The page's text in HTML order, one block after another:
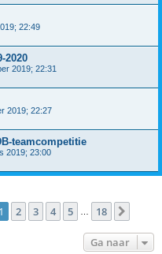
22:49
2020
2019; 22:31
2019; 22:27
teamcompetitie
2019; 23:00
van 18
1 2 3 4 5 18
Ga naar